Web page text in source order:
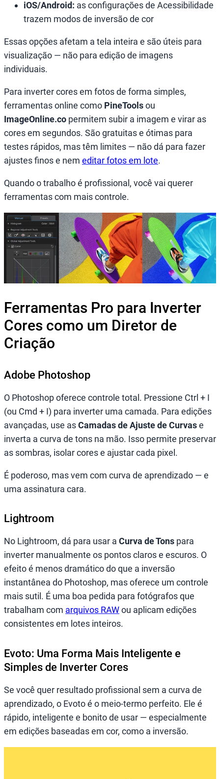
iOS/Android: as configurações de Acessibilidade
trazem modos de inversão de cor
Essas opções afetam a tela inteira e são úteis para
visualização — não para edição de imagens
individuais.
Para inverter cores em fotos de forma simples,
ferramentas online como PineToolsou
ImageOnline.co permitem subir a imagem e virar as
cores em segundos. São gratuitas e ótimas para
testes rápidos, mas têm limites — não dá para fazer
ajustes finos e nem editar fotos em lote.
Quando o trabalho é profissional, você vai querer
ferramentas com mais controle.
Ferramentas Pro para Inverter
Cores como um Diretor de
Criação
Adobe Photoshop
O Photoshop oferece controle total. Pressione Ctrl + I
(ou Cmd + I) para inverter uma camada. Para edições
avançadas, use asCamadas de Ajuste de Curvase
inverta a curva de tons na mão. Isso permite preservar
as sombras, isolar cores e ajustar cada pixel.
É poderoso, mas vem com curva de aprendizado — e
uma assinatura cara.
Lightroom
No Lightroom, dá para usar a Curva de Tons para
inverter manualmente os pontos claros e escuros. O
efeito é menos dramático do que a inversão
instantânea do Photoshop, mas oferece um controle
mais sutil. É uma boa pedida para fotógrafos que
trabalham com arquivos RAWou aplicam edições
consistentes em lotes inteiros.
Evoto: Uma Forma Mais Inteligente e
Simples de Inverter Cores
Se você quer resultado profissional sem a curva de
aprendizado, o Evoto é o meio-termo perfeito. Ele é
rápido, inteligente e bonito de usar — especialmente
em edições baseadas em cor, como a inversão.